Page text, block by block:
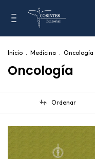
Inicio . Medicina . Oncología
Oncología
Ordenar